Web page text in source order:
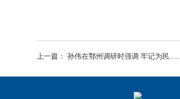
上一篇： 孙伟在鄂州调研时强调 牢记为民......